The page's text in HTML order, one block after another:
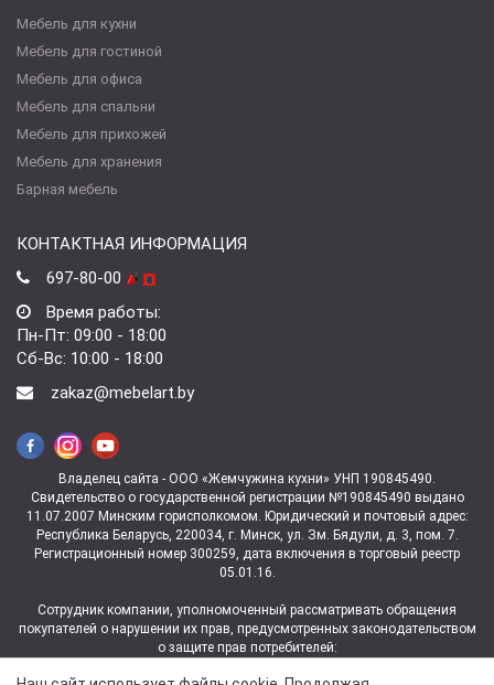
Мебель для кухни
Мебель для гостиной
Мебель для офиса
Мебель для спальни
Мебель для прихожей
Мебель для хранения
Барная мебель
КОНТАКТНАЯ ИНФОРМАЦИЯ
697-80-00
Время работы:
Пн-Пт: 09:00 - 18:00
Сб-Вс: 10:00 - 18:00
zakaz@mebelart.by
Владелец сайта - ООО «Жемчужина кухни» УНП 190845490.
Свидетельство о государственной регистрации №190845490 выдано
11.07.2007 Минским горисполкомом. Юридический и почтовый адрес:
Республика Беларусь, 220034, г. Минск, ул. Зм. Бядули, д. 3, пом. 7.
Регистрационный номер 300259, дата включения в торговый реестр
05.01.16.
Сотрудник компании, уполномоченный рассматривать обращения
покупателей о нарушении их прав, предусмотренных законодательством
о защите прав потребителей: